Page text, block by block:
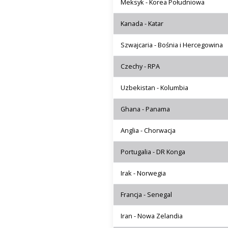
Meksyk - Korea Południowa
Kanada - Katar
Szwajcaria - Bośnia i Hercegowina
Czechy - RPA
Uzbekistan - Kolumbia
Ghana - Panama
Anglia - Chorwacja
Portugalia - DR Konga
Irak - Norwegia
Francja - Senegal
Iran - Nowa Zelandia